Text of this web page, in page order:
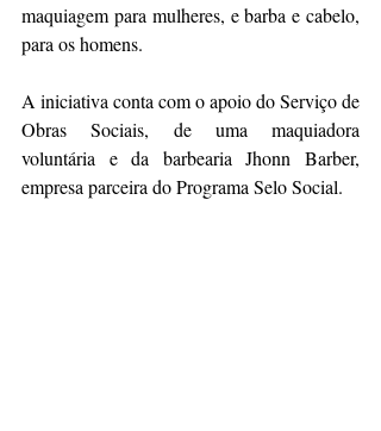
maquiagem para mulheres, e barba e cabelo,
para os homens.
A iniciativa conta com o apoio do Serviço de
Obras Sociais, de uma maquiadora
voluntária e da barbearia Jhonn Barber,
empresa parceira do Programa Selo Social.